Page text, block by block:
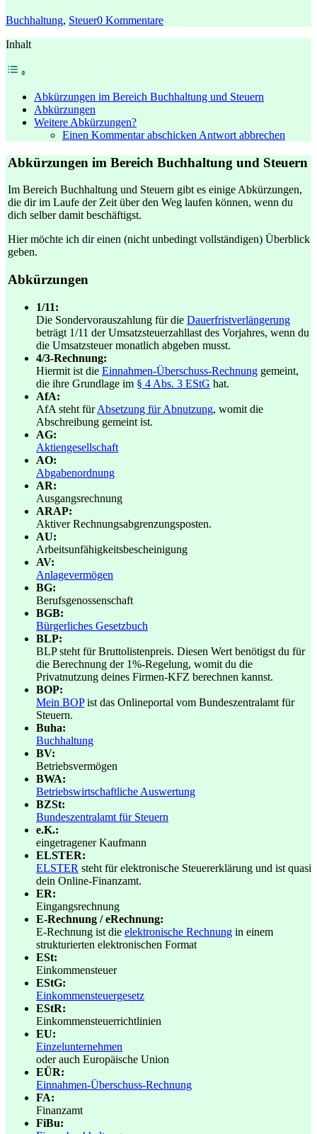
Buchhaltung, Steuer0 Kommentare
Inhalt
Abkürzungen im Bereich Buchhaltung und Steuern
Abkürzungen
Weitere Abkürzungen?
Einen Kommentar abschicken Antwort abbrechen
Abkürzungen im Bereich Buchhaltung und Steuern
Im Bereich Buchhaltung und Steuern gibt es einige Abkürzungen,
die dir im Laufe der Zeit über den Weg laufen können, wenn du
dich selber damit beschäftigst.
Hier möchte ich dir einen (nicht unbedingt vollständigen) Überblick
geben.
Abkürzungen
1/11:
Die Sondervorauszahlung für die Dauerfristverlängerung
beträgt 1/11 der Umsatzsteuerzahllast des Vorjahres, wenn du
die Umsatzsteuer monatlich abgeben musst.
4/3-Rechnung:
Hiermit ist die Einnahmen-Überschuss-Rechnung gemeint,
die ihre Grundlage im § 4 Abs. 3 EStG hat.
AfA:
AfA steht fürAbsetzung für Abnutzung, womit die
Abschreibung gemeint ist.
AG:
Aktiengesellschaft
AO:
Abgabenordnung
AR:
Ausgangsrechnung
ARAP:
Aktiver Rechnungsabgrenzungsposten.
AU:
Arbeitsunfähigkeitsbescheinigung
AV:
Anlagevermögen
BG:
Berufsgenossenschaft
BGB:
Bürgerliches Gesetzbuch
BLP:
BLP steht für Bruttolistenpreis. Diesen Wert benötigst du für
die Berechnung der 1%-Regelung, womit du die
Privatnutzung deines Firmen-KFZ berechnen kannst.
BOP:
Mein BOPist das Onlineportal vom Bundeszentralamt für
Steuern.
Buha:
Buchhaltung
BV:
Betriebsvermögen
BWA:
Betriebswirtschaftliche Auswertung
BZSt:
Bundeszentralamt für Steuern
e.K.:
eingetragener Kaufmann
ELSTER:
ELSTER steht für elektronische Steuererklärung und ist quasi
dein Online-Finanzamt.
ER:
Eingangsrechnung
E-Rechnung / eRechnung:
E-Rechnung ist die elektronische Rechnung in einem
strukturierten elektronischen Format
ESt:
Einkommensteuer
EStG:
Einkommensteuergesetz
EStR:
Einkommensteuerrichtlinien
EU:
Einzelunternehmen
oder auch Europäische Union
EÜR:
Einnahmen-Überschuss-Rechnung
FA:
Finanzamt
FiBu: